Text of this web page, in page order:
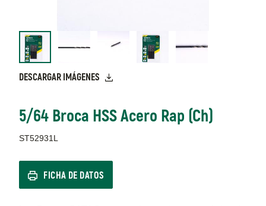
DESCARGAR IMÁGENES
5/64 Broca HSS Acero Rap (Ch)
ST52931L
FICHA DE DATOS